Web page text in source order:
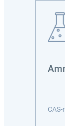
CAS-